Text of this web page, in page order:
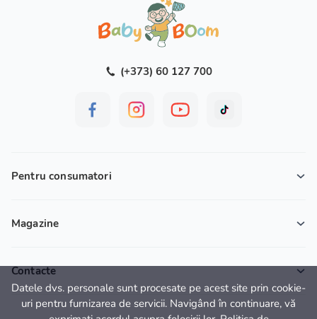
(+373) 60 127 700
Pentru consumatori
Magazine
Contacte
Datele dvs. personale sunt procesate pe acest site prin cookie-
uri pentru furnizarea de servicii. Navigând în continuare, vă